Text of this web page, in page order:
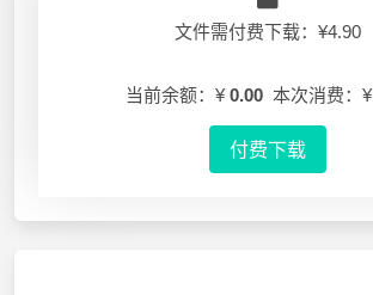
文件需付费下载：¥4.90
当前余额：¥ 0.00 本次消费：¥
付费下载